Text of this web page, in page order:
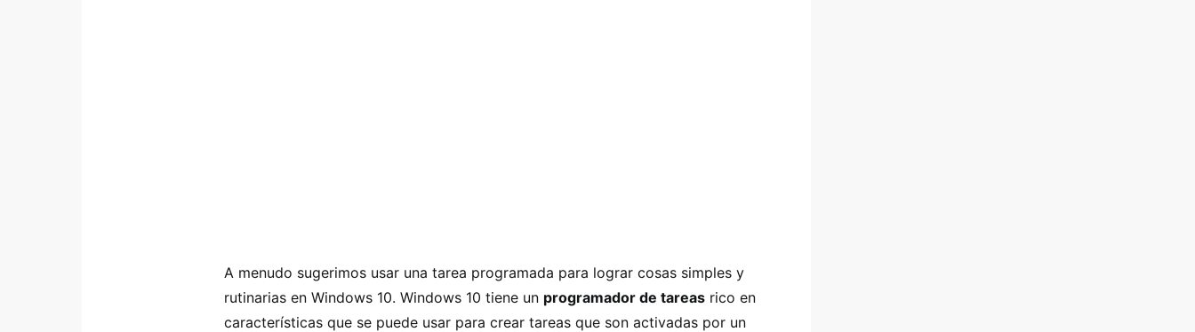
A menudo sugerimos usar una tarea programada para lograr cosas simples y
rutinarias en Windows 10. Windows 10 tiene un programador de tareas rico en
características que se puede usar para crear tareas que son activadas por un